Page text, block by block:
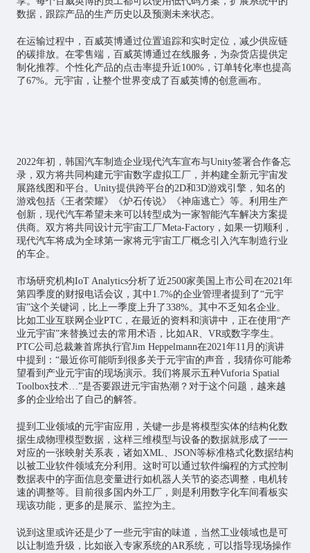
数据，跟踪产品的生产历史以及预测未来状态。
在运输过程中，百威英博通过位置追踪和实时定位，减少供应链
的碳排放。在零售端，百威英博通过在线服务，为杂货店提供定
制化推荐。个性化产品的点击率提升近100%，订单转化率也提高
了67%。元宇宙，让整个世界变成了百威英博的创意画布。
2022年初，韩国汽车制造企业现代汽车宣布与Unity签署合作备忘
录，双方将共同构建元宇宙数字虚拟工厂，并构建全新元宇宙发
展路线图和平台。Unity提供跨平台的2D和3D游戏引擎，知名的
游戏包括《王者荣耀》《炉石传说》《神庙逃亡》等。利用生产
创新，现代汽车希望未来可以转型成为一家智能汽车解决方案提
供商。双方将共同设计元宇宙工厂Meta-Factory，如果一切顺利，
现代汽车将成为全球第一家将元宇宙工厂概念引入汽车制造行业
的车企。
市场研究机构IoT Analytics分析了近2500家美国上市公司在2021年
第四季度的财报电话会议，其中1.7%的企业管理者提到了“元宇
宙”这个关键词，比上一季度上升了338%。其中不乏知名企业。
比如工业互联网 企业PTC，在最近的资料和演讲中，正在使用“产
业元宇宙”来替换过去的常用术语，比如AR、VR或数字孪生。
PTC公司总裁兼首席执行官Jim Heppelmann在2021年11月的演讲
中提到：“最近你可能听到很多关于元宇宙的声音，我猜你可能希
望看到产业元宇宙的现场演示。我们将展示五种Vuforia Spatial
Toolbox技术…”是否要跟进元宇宙热潮？对于这个问题，越来越
多的企业给出了自己的解答。
提到工业领域的元宇宙应用，关键一步是将模型实体的结构化数
据生成物理模型数据，这样三维模型与设备的数据就形成了一一
对应的一张映射关系表，诸如XML、JSON等标准格式化数据结构
以被工业软件领域充分利用。这时可以通过软件编程的方式控制
数据表中的字面信息变量进行如机器人关节的姿态调整，电机转
速的调整等。目前很多国内外工厂，则是利用数字化车间看板实
现该功能，更多的是展示、监控为主。
说到这里或许还是少了一些元宇宙的味道，当然工业领域也是可
以让制造升级，比如嵌入专家系统的AR系统，可以指导现场操作